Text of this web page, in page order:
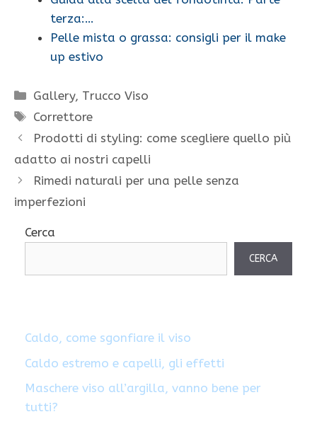
terza:…
Pelle mista o grassa: consigli per il make
up estivo
Categorie
Gallery, Trucco Viso
Tag
Correttore
Prodotti di styling: come scegliere quello più
adatto ai nostri capelli
Rimedi naturali per una pelle senza
imperfezioni
Cerca
CERCA
Caldo, come sgonfiare il viso
Caldo estremo e capelli, gli effetti
Maschere viso all’argilla, vanno bene per
tutti?